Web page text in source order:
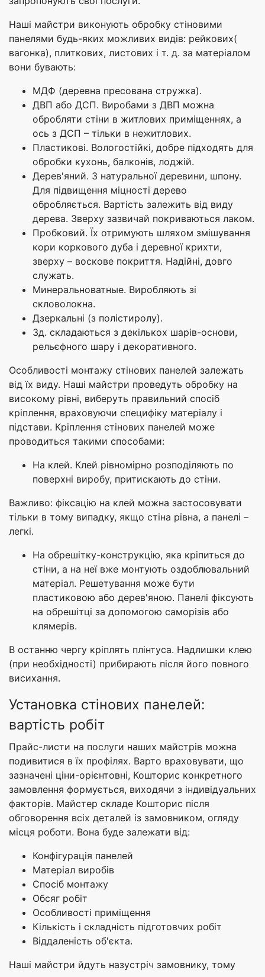
Наші майстри виконують обробку стіновими
панелями будь-яких можливих видів: рейкових(
вагонка), плиткових, листових і т. д. за матеріалом
вони бувають:
МДФ (деревна пресована стружка).
ДВП або ДСП. Виробами з ДВП можна
обробляти стіни в житлових приміщеннях, а
ось з ДСП – тільки в нежитлових.
Пластикові. Вологостійкі, добре підходять для
обробки кухонь, балконів, лоджій.
Дерев'яний. З натуральної деревини, шпону.
Для підвищення міцності дерево
обробляється. Вартість залежить від виду
дерева. Зверху зазвичай покриваються лаком.
Пробковий. Їх отримують шляхом змішування
кори коркового дуба і деревної крихти,
зверху – воскове покриття. Надійні, довго
служать.
Минеральноватные. Виробляють зі
скловолокна.
Дзеркальні (з полістиролу).
3д. складаються з декількох шарів-основи,
рельєфного шару і декоративного.
Особливості монтажу стінових панелей залежать
від їх виду. Наші майстри проведуть обробку на
високому рівні, виберуть правильний спосіб
кріплення, враховуючи специфіку матеріалу і
підстави. Кріплення стінових панелей може
проводиться такими способами:
На клей. Клей рівномірно розподіляють по
поверхні виробу, притискають до стіни.
Важливо: фіксацію на клей можна застосовувати
тільки в тому випадку, якщо стіна рівна, а панелі –
легкі.
На обрешітку-конструкцію, яка кріпиться до
стіни, а на неї вже монтують оздоблювальний
матеріал. Решетування може бути
пластиковою або дерев'яною. Панелі фіксують
на обрешітці за допомогою саморізів або
клямерів.
В останню чергу кріплять плінтуса. Надлишки клею
(при необхідності) прибирають після його повного
висихання.
Установка стінових панелей:
вартість робіт
Прайс-листи на послуги наших майстрів можна
подивитися в їх профілях. Варто враховувати, що
зазначені ціни-орієнтовні, Кошторис конкретного
замовлення формується, виходячи з індивідуальних
факторів. Майстер складе Кошторис після
обговорення всіх деталей із замовником, огляду
місця роботи. Вона буде залежати від:
Конфігурація панелей
Матеріал виробів
Спосіб монтажу
Обсяг робіт
Особливості приміщення
Кількість і складність підготовчих робіт
Віддаленість об'єкта.
Наші майстри йдуть назустріч замовнику, тому